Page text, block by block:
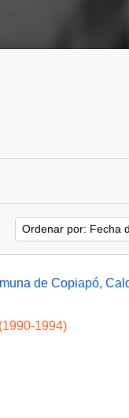
Ordenar por: Fecha
de Copiapó,
1994)